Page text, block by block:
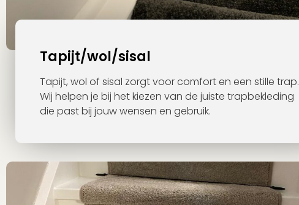
Tapijt/wol/sisal
Tapijt, wol of sisal zorgt voor comfort en een stille trap.
Wij helpen je bij het kiezen van de juiste trapbekleding
die past bij jouw wensen en gebruik.